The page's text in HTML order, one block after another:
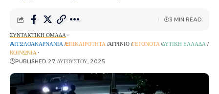
ΣΥΝΤΑΚΤΙΚΉ ΟΜΆΔΑ
AΙΤΩΛΟΑΚΑΡΝΑΝΊΑ EΠΙΚΑΙΡΌΤΗΤΑ ΑΓΡΊΝΙΟ ΓΕΓΟΝΌΤΑ ΔΥΤΙΚΉ ΕΛΛΆΔΑ
ΚΟΙΝΩΝΊΑ
PUBLISHED 27 ΑΥΓΟΎΣΤΟΥ, 2025
3 MIN READ